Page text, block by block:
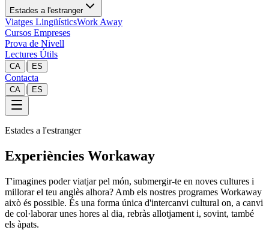
Estades a l'estranger
Viatges LingüísticsWork Away
Cursos Empreses
Prova de Nivell
Lectures Útils
CA | ES
Contacta
CA | ES
Estades a l'estranger
Experiències Workaway
T'imagines poder viatjar pel món, submergir-te en noves cultures i
millorar el teu anglès alhora? Amb els nostres programes Workaway
això és possible. És una forma única d'intercanvi cultural on, a canvi
de col·laborar unes hores al dia, rebràs allotjament i, sovint, també
els àpats.